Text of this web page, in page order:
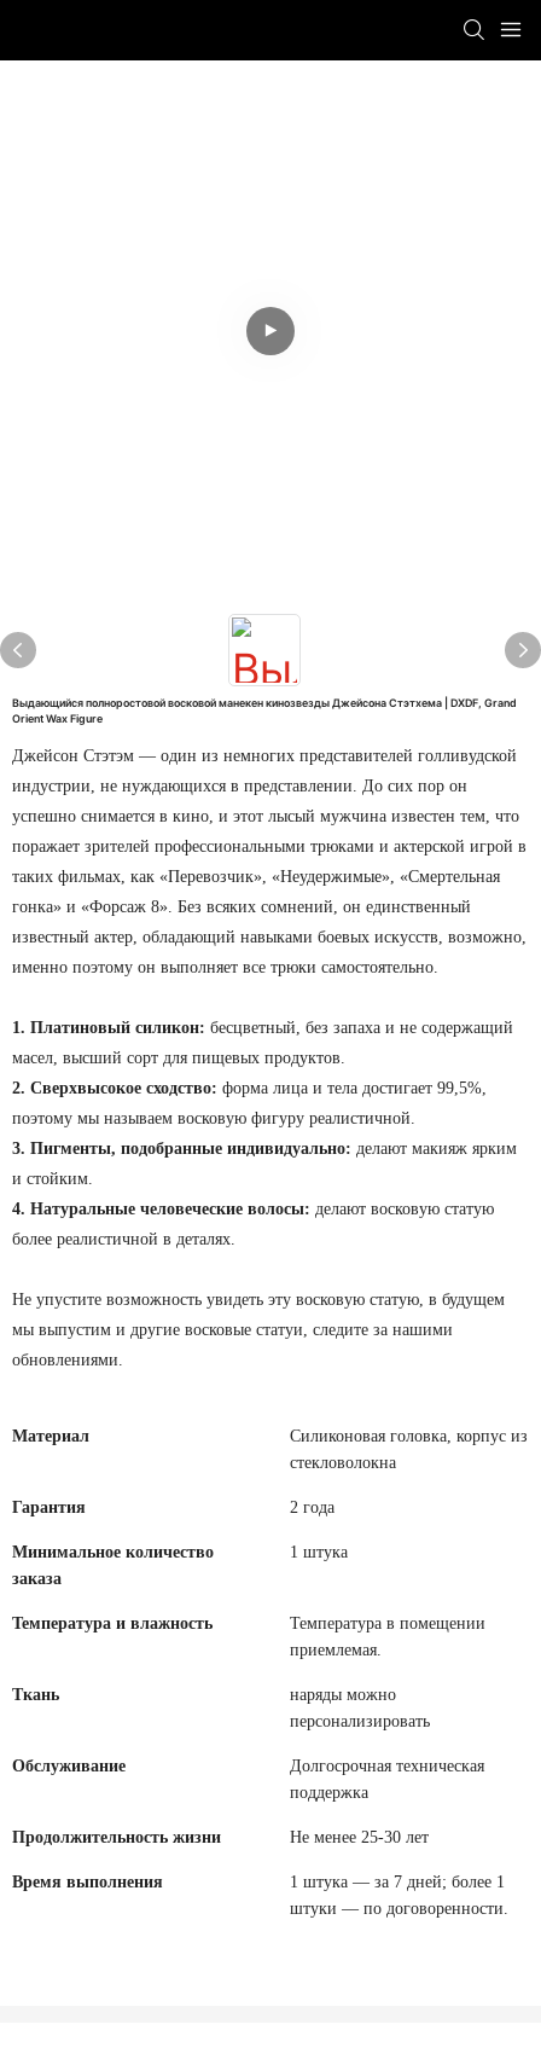
Выдающийся полноростовой восковой манекен кинозвезды Джейсона Стэтхема | DXDF, Grand
Orient Wax Figure
Джейсон Стэтэм — один из немногих представителей голливудской
индустрии, не нуждающихся в представлении. До сих пор он
успешно снимается в кино, и этот лысый мужчина известен тем, что
поражает зрителей профессиональными трюками и актерской игрой в
таких фильмах, как «Перевозчик», «Неудержимые», «Смертельная
гонка» и «Форсаж 8». Без всяких сомнений, он единственный
известный актер, обладающий навыками боевых искусств, возможно,
именно поэтому он выполняет все трюки самостоятельно.
1. Платиновый силикон: бесцветный, без запаха и не содержащий
масел, высший сорт для пищевых продуктов.
2. Сверхвысокое сходство: форма лица и тела достигает 99,5%,
поэтому мы называем восковую фигуру реалистичной.
3. Пигменты, подобранные индивидуально: делают макияж ярким
и стойким.
4. Натуральные человеческие волосы: делают восковую статую
более реалистичной в деталях.
Не упустите возможность увидеть эту восковую статую, в будущем
мы выпустим и другие восковые статуи, следите за нашими
обновлениями.
Материал
Силиконовая головка, корпус из
стекловолокна
Гарантия 2 года
Минимальное количество
заказа
1 штука
Температура и влажность
Температура в помещении
приемлемая.
Ткань
наряды можно
персонализировать
Обслуживание
Долгосрочная техническая
поддержка
Продолжительность жизни Не менее 25-30 лет
Время выполнения
1 штука — за 7 дней; более 1
штуки — по договоренности.